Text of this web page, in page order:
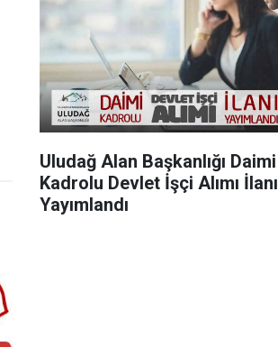
Uludağ Alan Başkanlığı Daimi
Kadrolu Devlet İşçi Alımı İlanı
Yayımlandı